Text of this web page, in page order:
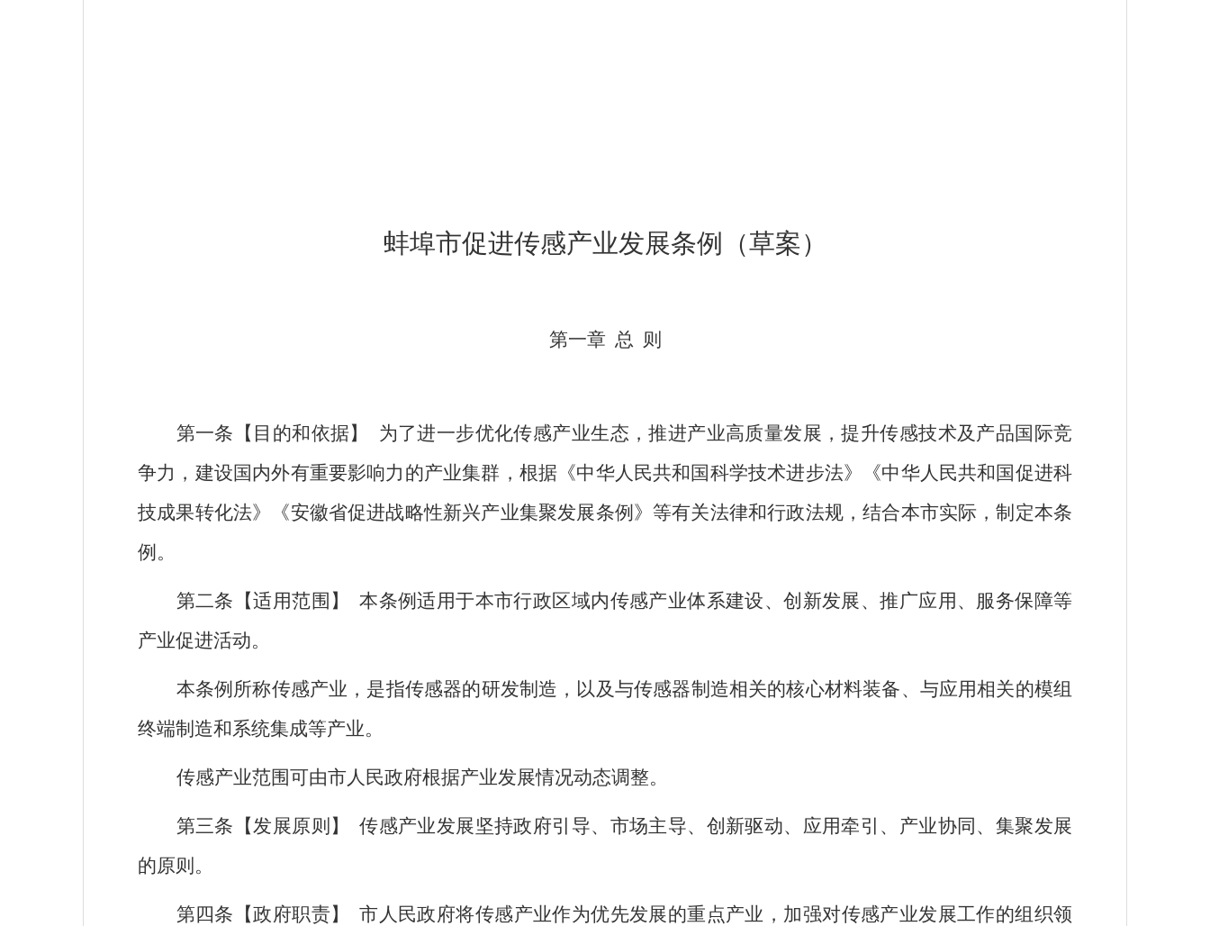
蚌埠市促进传感产业发展条例（草案）
第一章 总 则
第一条【目的和依据】
为了进一步优化传感产业生态，推进产业高质量发展，提升传感技术及产品国际竞
争力，建设国内外有重要影响力的产业集群，根据《中华人民共和国科学技术进步法》《中华人民共和国促进科
技成果转化法》《安徽省促进战略性新兴产业集聚发展条例》等有关法律和行政法规，结合本市实际，制定本条
例。
第二条【适用范围】
本条例适用于本市行政区域内传感产业体系建设、创新发展、推广应用、服务保障等
产业促进活动。
本条例所称传感产业，是指传感器的研发制造，以及与传感器制造相关的核心材料装备、与应用相关的模组
终端制造和系统集成等产业。
传感产业范围可由市人民政府根据产业发展情况动态调整。
第三条【发展原则】
传感产业发展坚持政府引导、市场主导、创新驱动、应用牵引、产业协同、集聚发展
的原则。
第四条【政府职责】
市人民政府将传感产业作为优先发展的重点产业，加强对传感产业发展工作的组织领